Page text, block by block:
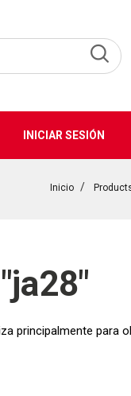
INICIAR SESIÓN
Inicio
principalmente para